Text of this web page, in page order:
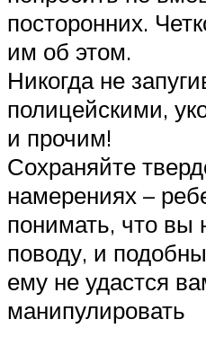
посторонних.
им об этом.
Никогда не
полицейскими,
и прочим!
Сохраняйте
намерениях –
понимать, что вы
поводу, и
ему не удастся
манипулировать